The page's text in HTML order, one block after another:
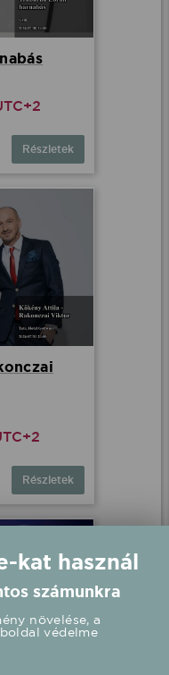
Részletek
Részletek
kat használ
számunkra
növelése, a
védelme